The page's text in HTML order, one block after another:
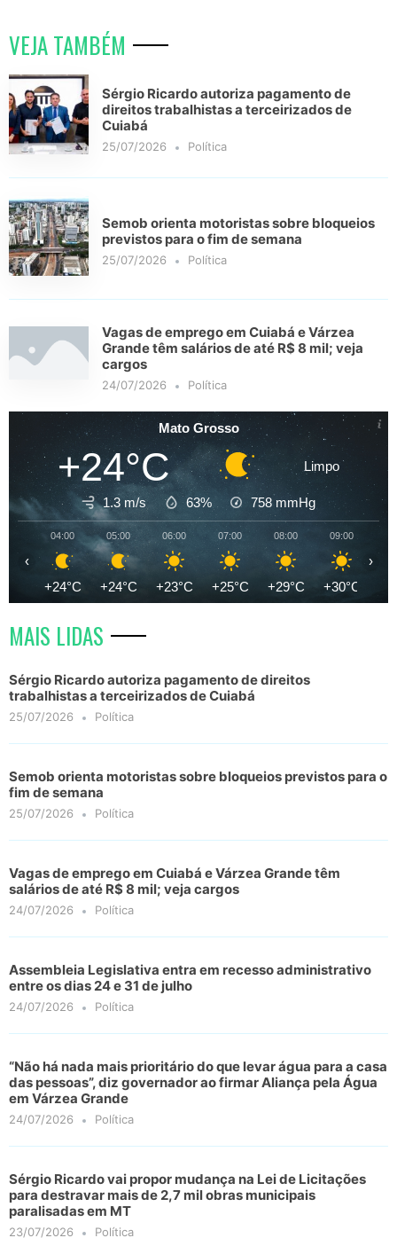
VEJA TAMBÉM
Sérgio Ricardo autoriza pagamento de
direitos trabalhistas a terceirizados de
Cuiabá
25/07/2026 Política
Semob orienta motoristas sobre bloqueios
previstos para o fim de semana
25/07/2026 Política
Vagas de emprego em Cuiabá e Várzea
Grande têm salários de até R$ 8 mil; veja
cargos
24/07/2026 Política
Mato Grosso
+24°C Limpo
1.3 m/s 63% 758 mmHg
04:00
+24°C
05:00
+24°C
06:00
+23°C
07:00
+25°C
08:00
+29°C
09:00
+30°C
‹ ›
MAIS LIDAS
Sérgio Ricardo autoriza pagamento de direitos
trabalhistas a terceirizados de Cuiabá
25/07/2026 Política
Semob orienta motoristas sobre bloqueios previstos para o
fim de semana
25/07/2026 Política
Vagas de emprego em Cuiabá e Várzea Grande têm
salários de até R$ 8 mil; veja cargos
24/07/2026 Política
Assembleia Legislativa entra em recesso administrativo
entre os dias 24 e 31 de julho
24/07/2026 Política
“Não há nada mais prioritário do que levar água para a casa
das pessoas”, diz governador ao firmar Aliança pela Água
em Várzea Grande
24/07/2026 Política
Sérgio Ricardo vai propor mudança na Lei de Licitações
para destravar mais de 2,7 mil obras municipais
paralisadas em MT
23/07/2026 Política